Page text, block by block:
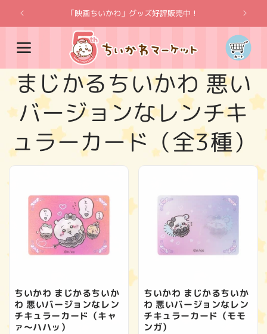
ンツに
進む
「映画ちいかわ」グッズ好評販売中！
カ
ー
ト
コ
レ
ク
ョ
ン
まじかるちいかわ 悪い
バージョンなレンチキ
ュラーカード（全3種）
ちいかわ まじかるちいか
わ 悪いバージョンなレン
チキュラーカード（キャ
ァ～ハハッ）
ちいかわ まじかるちいか
わ 悪いバージョンなレン
チキュラーカード（モモ
ンガ）